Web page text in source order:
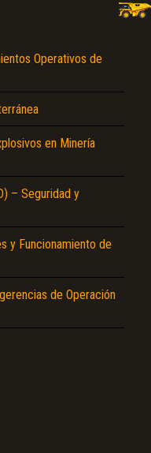
Operativos de
en Minería
– Seguridad y
y Funcionamiento de
de Operación
son erróneos.